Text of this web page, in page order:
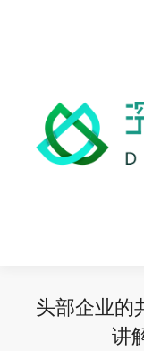
头部企业的
讲